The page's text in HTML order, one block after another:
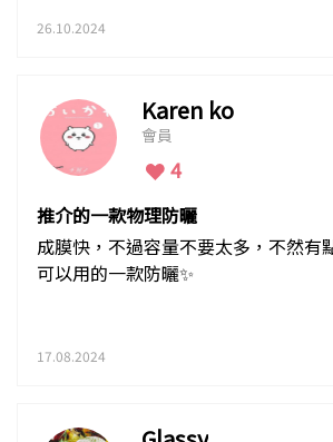
26.10.2024
Karen ko
會員
4
推介的一款物理防曬
成膜快，不過容量不要太多，不然有
可以用的一款防曬✨
17.08.2024